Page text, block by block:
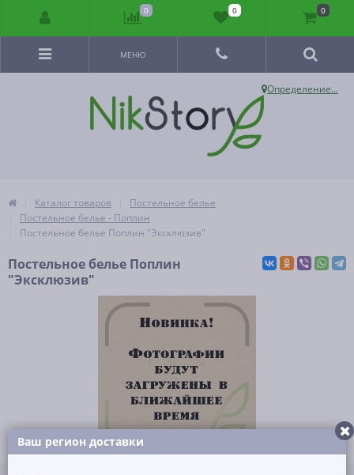
Определение...
МЕНЮ
Каталог товаров
Постельное белье
Постельное белье - Поплин
Постельное белье Поплин "Эксклюзив"
Постельное белье Поплин
"Эксклюзив"
Ваш регион доставки
0 0 0